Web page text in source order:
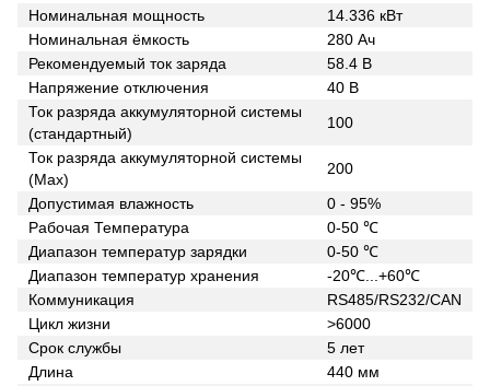
Номинальная мощность
14.336 кВт
Номинальная ёмкость
280 Ач
Рекомендуемый ток заряда
58.4 В
Напряжение отключения
40 В
Ток разряда аккумуляторной системы
(стандартный)
100
Ток разряда аккумуляторной системы
(Мах)
200
Допустимая влажность
0 - 95%
Рабочая Температура
0-50 ℃
Диапазон температур зарядки
0-50 ℃
Диапазон температур хранения
-20℃...+60℃
Коммуникация
RS485/RS232/CAN
Цикл жизни
>6000
Срок службы
5 лет
Длина
440 мм